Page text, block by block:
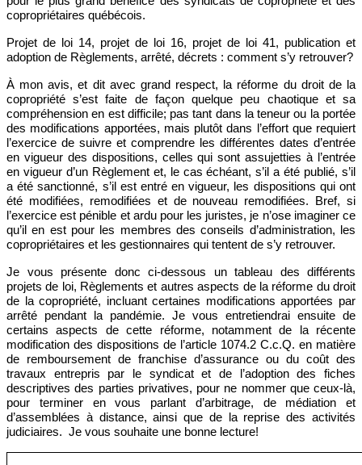
copropriétaires québécois.
Projet de loi 14, projet de loi 16, projet de loi 41, publication et
adoption de Règlements, arrêté, décrets : comment s’y retrouver?
À mon avis, et dit avec grand respect, la réforme du droit de la
copropriété s’est faite de façon quelque peu chaotique et sa
compréhension en est difficile; pas tant dans la teneur ou la portée
des modifications apportées, mais plutôt dans l’effort que requiert
l’exercice de suivre et comprendre les différentes dates d’entrée
en vigueur des dispositions, celles qui sont assujetties à l’entrée
en vigueur d’un Règlement et, le cas échéant, s’il a été publié, s’il
a été sanctionné, s’il est entré en vigueur, les dispositions qui ont
été modifiées, remodifiées et de nouveau remodifiées. Bref, si
l’exercice est pénible et ardu pour les juristes, je n’ose imaginer ce
qu’il en est pour les membres des conseils d’administration, les
copropriétaires et les gestionnaires qui tentent de s’y retrouver.
Je vous présente donc ci-dessous un tableau des différents
projets de loi, Règlements et autres aspects de la réforme du droit
de la copropriété, incluant certaines modifications apportées par
arrêté pendant la pandémie. Je vous entretiendrai ensuite de
certains aspects de cette réforme, notamment de la récente
modification des dispositions de l’article 1074.2 C.c.Q. en matière
de remboursement de franchise d’assurance ou du coût des
travaux entrepris par le syndicat et de l’adoption des fiches
descriptives des parties privatives, pour ne nommer que ceux-là,
pour terminer en vous parlant d’arbitrage, de médiation et
d’assemblées à distance, ainsi que de la reprise des activités
judiciaires. Je vous souhaite une bonne lecture!